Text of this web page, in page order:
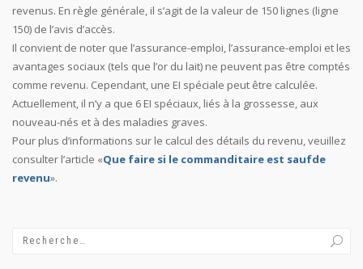
revenus. En règle générale, il s’agit de la valeur de 150 lignes (ligne
150) de l’avis d’accès.
Il convient de noter que l’assurance-emploi, l’assurance-emploi et les
avantages sociaux (tels que l’or du lait) ne peuvent pas être comptés
comme revenu. Cependant, une EI spéciale peut être calculée.
Actuellement, il n’y a que 6 EI spéciaux, liés à la grossesse, aux
nouveau-nés et à des maladies graves.
Pour plus d’informations sur le calcul des détails du revenu, veuillez
consulter l’article «Que faire si le commanditaire est saufde
revenu».